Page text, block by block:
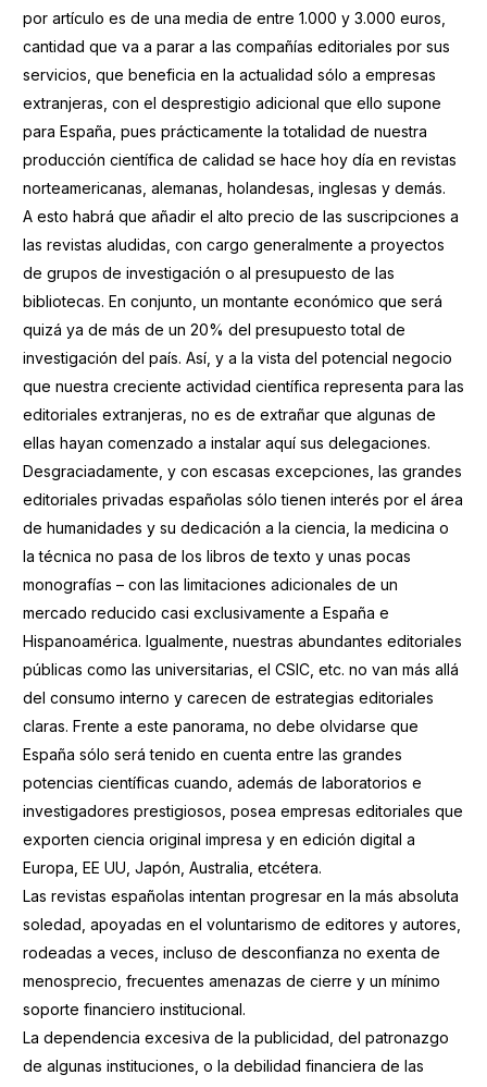
por artículo es de una media de entre 1.000 y 3.000 euros,
cantidad que va a parar a las compañías editoriales por sus
servicios, que beneficia en la actualidad sólo a empresas
extranjeras, con el desprestigio adicional que ello supone
para España, pues prácticamente la totalidad de nuestra
producción científica de calidad se hace hoy día en revistas
norteamericanas, alemanas, holandesas, inglesas y demás.
A esto habrá que añadir el alto precio de las suscripciones a
las revistas aludidas, con cargo generalmente a proyectos
de grupos de investigación o al presupuesto de las
bibliotecas. En conjunto, un montante económico que será
quizá ya de más de un 20% del presupuesto total de
investigación del país. Así, y a la vista del potencial negocio
que nuestra creciente actividad científica representa para las
editoriales extranjeras, no es de extrañar que algunas de
ellas hayan comenzado a instalar aquí sus delegaciones.
Desgraciadamente, y con escasas excepciones, las grandes
editoriales privadas españolas sólo tienen interés por el área
de humanidades y su dedicación a la ciencia, la medicina o
la técnica no pasa de los libros de texto y unas pocas
monografías – con las limitaciones adicionales de un
mercado reducido casi exclusivamente a España e
Hispanoamérica. Igualmente, nuestras abundantes editoriales
públicas como las universitarias, el CSIC, etc. no van más allá
del consumo interno y carecen de estrategias editoriales
claras. Frente a este panorama, no debe olvidarse que
España sólo será tenido en cuenta entre las grandes
potencias científicas cuando, además de laboratorios e
investigadores prestigiosos, posea empresas editoriales que
exporten ciencia original impresa y en edición digital a
Europa, EE UU, Japón, Australia, etcétera.
Las revistas españolas intentan progresar en la más absoluta
soledad, apoyadas en el voluntarismo de editores y autores,
rodeadas a veces, incluso de desconfianza no exenta de
menosprecio, frecuentes amenazas de cierre y un mínimo
soporte financiero institucional.
La dependencia excesiva de la publicidad, del patronazgo
de algunas instituciones, o la debilidad financiera de las